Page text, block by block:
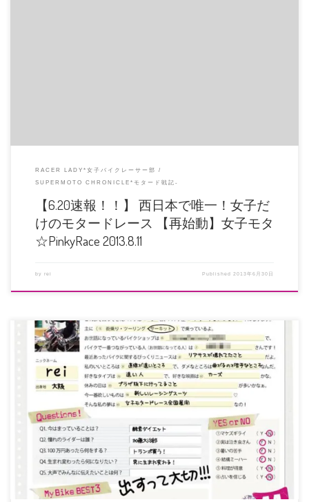
RACER LADY*女子バイクレーサー部
SUPERMOTO CHRONICLE*モタード戦記-
【6.20速報！！】 西日本で唯一！女子だ
けのモタードレース 【再始動】女子モタ
☆PinkyRace 2013.8.11
by rei Published2013年6月30日
協賛者様まだまだ増えております。 ティムソンジャパン様、ノースライン様、
TYS様ありがとうございます […]